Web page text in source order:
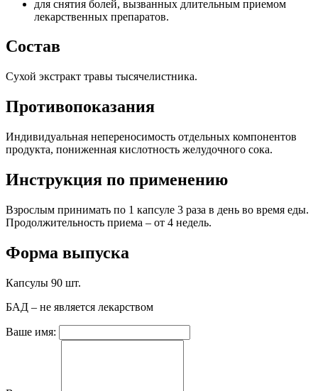
для снятия болей, вызванных длительным приемом
лекарственных препаратов.
Состав
Сухой экстракт травы тысячелистника.
Противопоказания
Индивидуальная непереносимость отдельных компонентов
продукта, пониженная кислотность желудочного сока.
Инструкция по применению
Взрослым принимать по 1 капсуле 3 раза в день во время еды.
Продолжительность приема – от 4 недель.
Форма выпуска
Капсулы 90 шт.
БАД – не является лекарством
Ваше имя: